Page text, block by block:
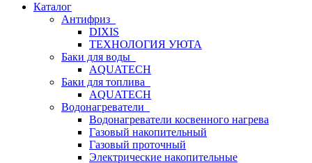
Каталог
Антифриз
DIXIS
ТЕХНОЛОГИЯ УЮТА
Баки для воды
AQUATECH
Баки для топлива
AQUATECH
Водонагреватели
Водонагреватели косвенного нагрева
Газовый накопительный
Газовый проточный
Электрические накопительные